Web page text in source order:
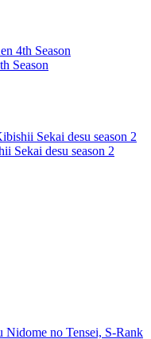
Season
Sekai desu season 2
no Tensei, S-Rank